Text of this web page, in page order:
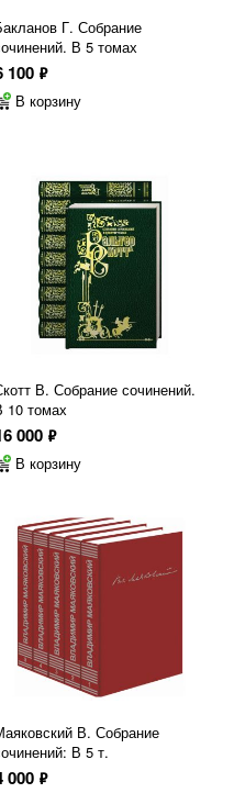
Г. Собрание
В 5 томах
100 ф
В корзину
В. Собрание сочинений.
10 томах
000 ф
В корзину
В. Собрание
В 5 т.
000 ф